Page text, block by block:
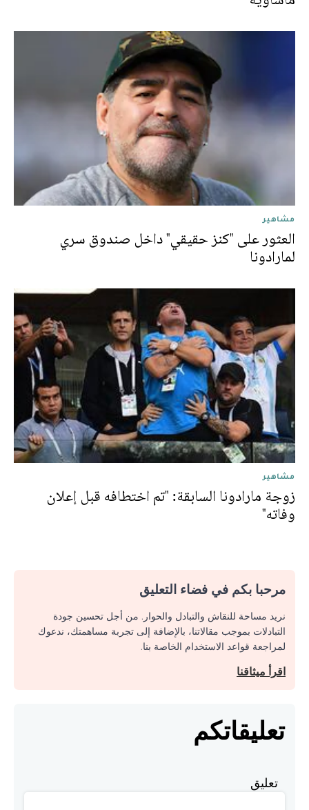
مشاهير
العثور على "كنز حقيقي" داخل صندوق سري
لمارادونا
مشاهير
زوجة مارادونا السابقة: "تم اختطافه قبل إعلان
وفاته"
مرحبا بكم في فضاء التعليق
نريد مساحة للنقاش والتبادل والحوار. من أجل تحسين جودة
التبادلات بموجب مقالاتنا، بالإضافة إلى تجربة مساهمتك، ندعوك
لمراجعة قواعد الاستخدام الخاصة بنا.
اقرأ ميثاقنا
تعليقاتكم
تعليق